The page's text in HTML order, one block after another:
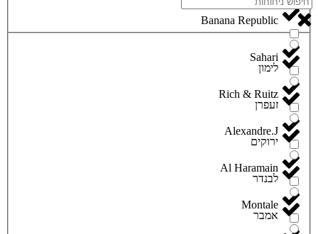
Banana Republic
Sahari
Rich & Ruitz
Alexandre.J
Al Haramain
Montale
לימון
זעפרן
ירוקים
לבנדר
אמבר